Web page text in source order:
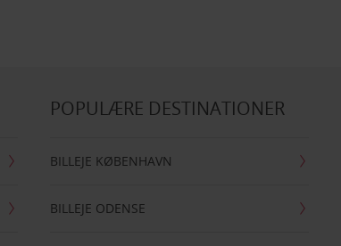
POPULÆRE DESTINATIONER
BILLEJE KØBENHAVN
BILLEJE ODENSE